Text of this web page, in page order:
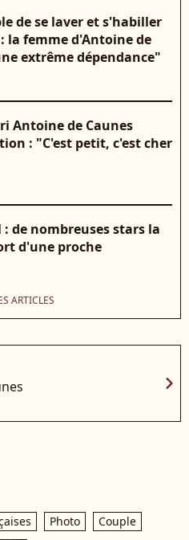
de se laver et s'habiller
la femme d'Antoine de
extrême dépendance"
Antoine de Caunes
: "C'est petit, c'est cher
de nombreuses stars la
d'une proche
ARTICLES
chevron_right
Photo
Couple